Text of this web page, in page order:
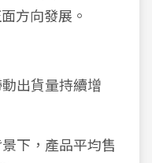
方向發展。
出貨量持續增
下，產品平均售